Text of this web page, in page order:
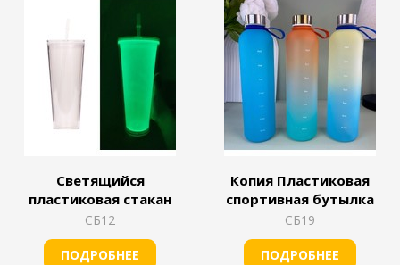
Светящийся
пластиковая стакан
СБ12
ПОДРОБНЕЕ
Копия Пластиковая
спортивная бутылка
СБ19
ПОДРОБНЕЕ